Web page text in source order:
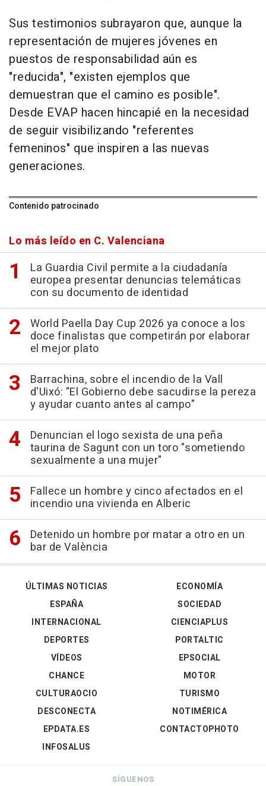
Sus testimonios subrayaron que, aunque la
representación de mujeres jóvenes en
puestos de responsabilidad aún es
"reducida", "existen ejemplos que
demuestran que el camino es posible".
Desde EVAP hacen hincapié en la necesidad
de seguir visibilizando "referentes
femeninos" que inspiren a las nuevas
generaciones.
Contenido patrocinado
Lo más leído en C. Valenciana
La Guardia Civil permite a la ciudadanía
europea presentar denuncias telemáticas
con su documento de identidad
World Paella Day Cup 2026 ya conoce a los
doce finalistas que competirán por elaborar
el mejor plato
Barrachina, sobre el incendio de la Vall
d'Uixó: "El Gobierno debe sacudirse la pereza
y ayudar cuanto antes al campo"
Denuncian el logo sexista de una peña
taurina de Sagunt con un toro "sometiendo
sexualmente a una mujer"
Fallece un hombre y cinco afectados en el
incendio una vivienda en Alberic
Detenido un hombre por matar a otro en un
bar de València
ÚLTIMAS NOTICIAS
ESPAÑA
INTERNACIONAL
DEPORTES
VÍDEOS
ECONOMÍA
SOCIEDAD
CIENCIAPLUS
PORTALTIC
EPSOCIAL
CHANCE
CULTURAOCIO
DESCONECTA
EPDATA.ES
INFOSALUS
MOTOR
TURISMO
NOTIMÉRICA
CONTACTOPHOTO
SÍGUENOS